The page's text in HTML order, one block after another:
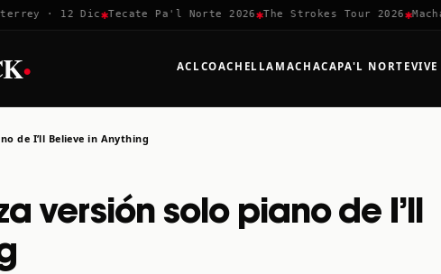
· 12 Dic ✱Tecate Pa'l Norte 2026✱The Strokes Tour 2026✱
· ACLCOACHELLA MACHACAPA'L NORTE
de I’ll Believe in Anything
versión solo piano de I’ll